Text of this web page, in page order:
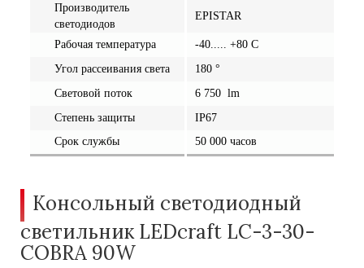
Производитель
светодиодов
EPISTAR
Рабочая температура -40 +80 C
Угол рассеивания света
180 °
Световой поток
6 750 lm
Степень защиты
IP67
Срок службы
50 000 часов
Консольный светодиодный
светильник LEDcraft LC-3-30-
COBRA 90W